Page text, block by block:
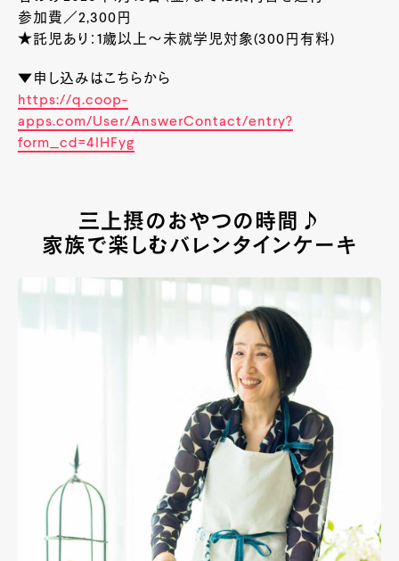
参加費／2,300円
★託児あり：1歳以上～未就学児対象(300円有料)
▼申し込みはこちらから
https://q.coop-
apps.com/User/AnswerContact/entry?
form_cd=4lHFyg
三上摂のおやつの時間♪
家族で楽しむバレンタインケーキ